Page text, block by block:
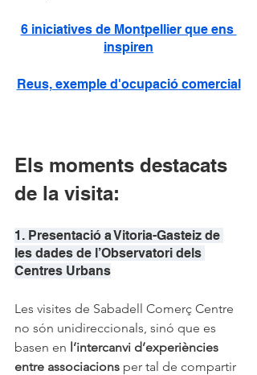
6 iniciatives de Montpellier que ens
inspiren
Reus, exemple d'ocupació comercial
Els moments destacats
de la visita:
1. Presentació a Vitoria-Gasteiz de
les dades de l’Observatori dels
Centres Urbans
Les visites de Sabadell Comerç Centre
no són unidireccionals, sinó que es
basen en l’intercanvi d’experiències
entre associacions per tal de compartir